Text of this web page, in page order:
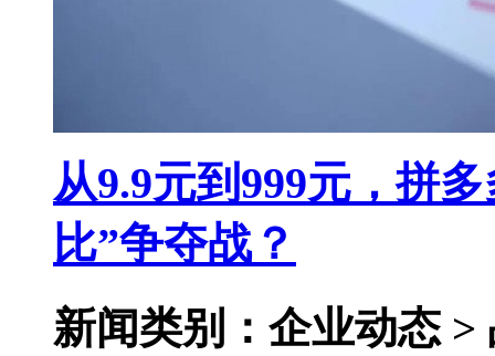
从9.9元到999元，拼
比”争夺战？
新闻类别：企业动态 >